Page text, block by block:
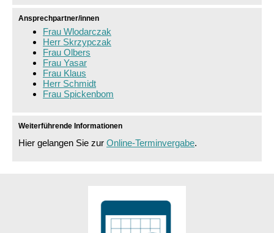
Ansprechpartner/innen
Frau Wlodarczak
Herr Skrzypczak
Frau Olbers
Frau Yasar
Frau Klaus
Herr Schmidt
Frau Spickenbom
Weiterführende Informationen
Hier gelangen Sie zur Online-Terminvergabe.